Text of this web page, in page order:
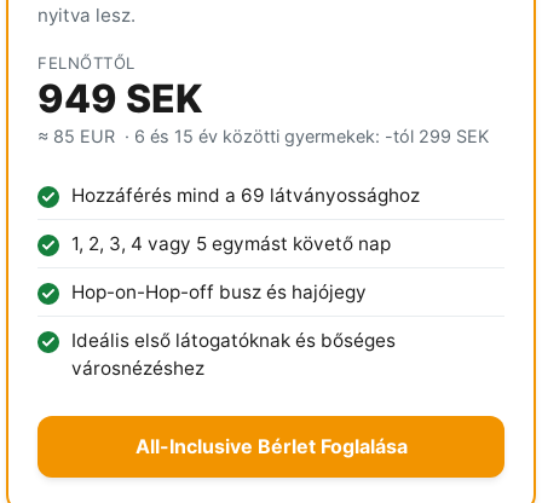
nyitva lesz.
FELNŐTTŐL
949 SEK
≈ 85 EUR · 6 és 15 év közötti gyermekek: -tól 299 SEK
Hozzáférés mind a 69 látványossághoz
1, 2, 3, 4 vagy 5 egymást követő nap
Hop-on-Hop-off busz és hajójegy
Ideális első látogatóknak és bőséges
városnézéshez
All-Inclusive Bérlet Foglalása